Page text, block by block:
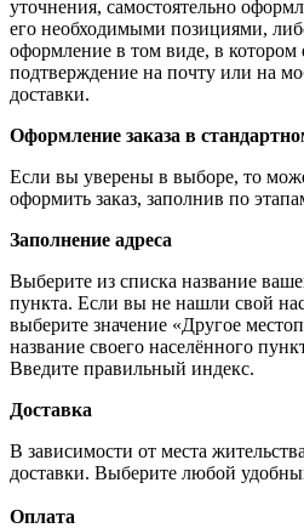
уточнения, самостоятельно
его необходимыми позициями,
оформление в том виде, в котором
подтверждение на почту или на
доставки.
Оформление заказа в
Если вы уверены в выборе, то
оформить заказ, заполнив по
Заполнение адреса
Выберите из списка название
пункта. Если вы не нашли свой
выберите значение «Другое
название своего населённого
Введите правильный индекс.
Доставка
В зависимости от места
доставки. Выберите любой
Оплата